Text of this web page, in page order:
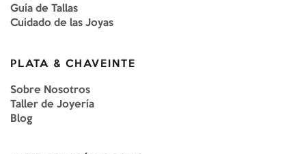
Guía de Tallas
Cuidado de las Joyas
PLATA & CHAVEINTE
Sobre Nosotros
Taller de Joyería
Blog